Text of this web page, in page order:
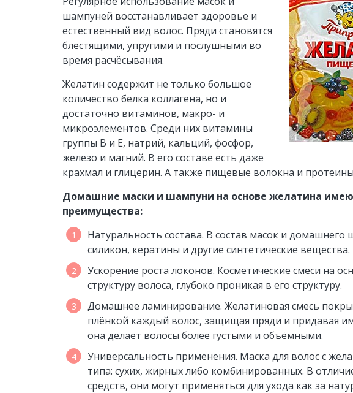
шампуней восстанавливает здоровье и
естественный вид волос. Пряди становятся
блестящими, упругими и послушными во
время расчёсывания.
Желатин содержит не только большое
количество белка коллагена, но и
достаточно витаминов, макро- и
микроэлементов. Среди них витамины
группы В и Е, натрий, кальций, фосфор,
железо и магний. В его составе есть даже
крахмал и глицерин. А также пищевые волокна и
Домашние маски и шампуни на основе желатина
преимущества:
Натуральность состава. В состав масок и
силикон, кератины и другие синтетические вещества.
Ускорение роста локонов. Косметические смеси на
структуру волоса, глубоко проникая в его структуру.
Домашнее ламинирование. Желатиновая смесь
плёнкой каждый волос, защищая пряди и придавая
она делает волосы более густыми и объёмными.
Универсальность применения. Маска для волос с
типа: сухих, жирных либо комбинированных. В
средств, они могут применяться для ухода как за